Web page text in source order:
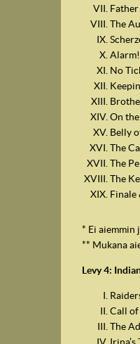
Father
The
No
On the
Belly
The
The
The
Finale
* Ei aiemmin
** Mukana
Levy 4:
Call
The